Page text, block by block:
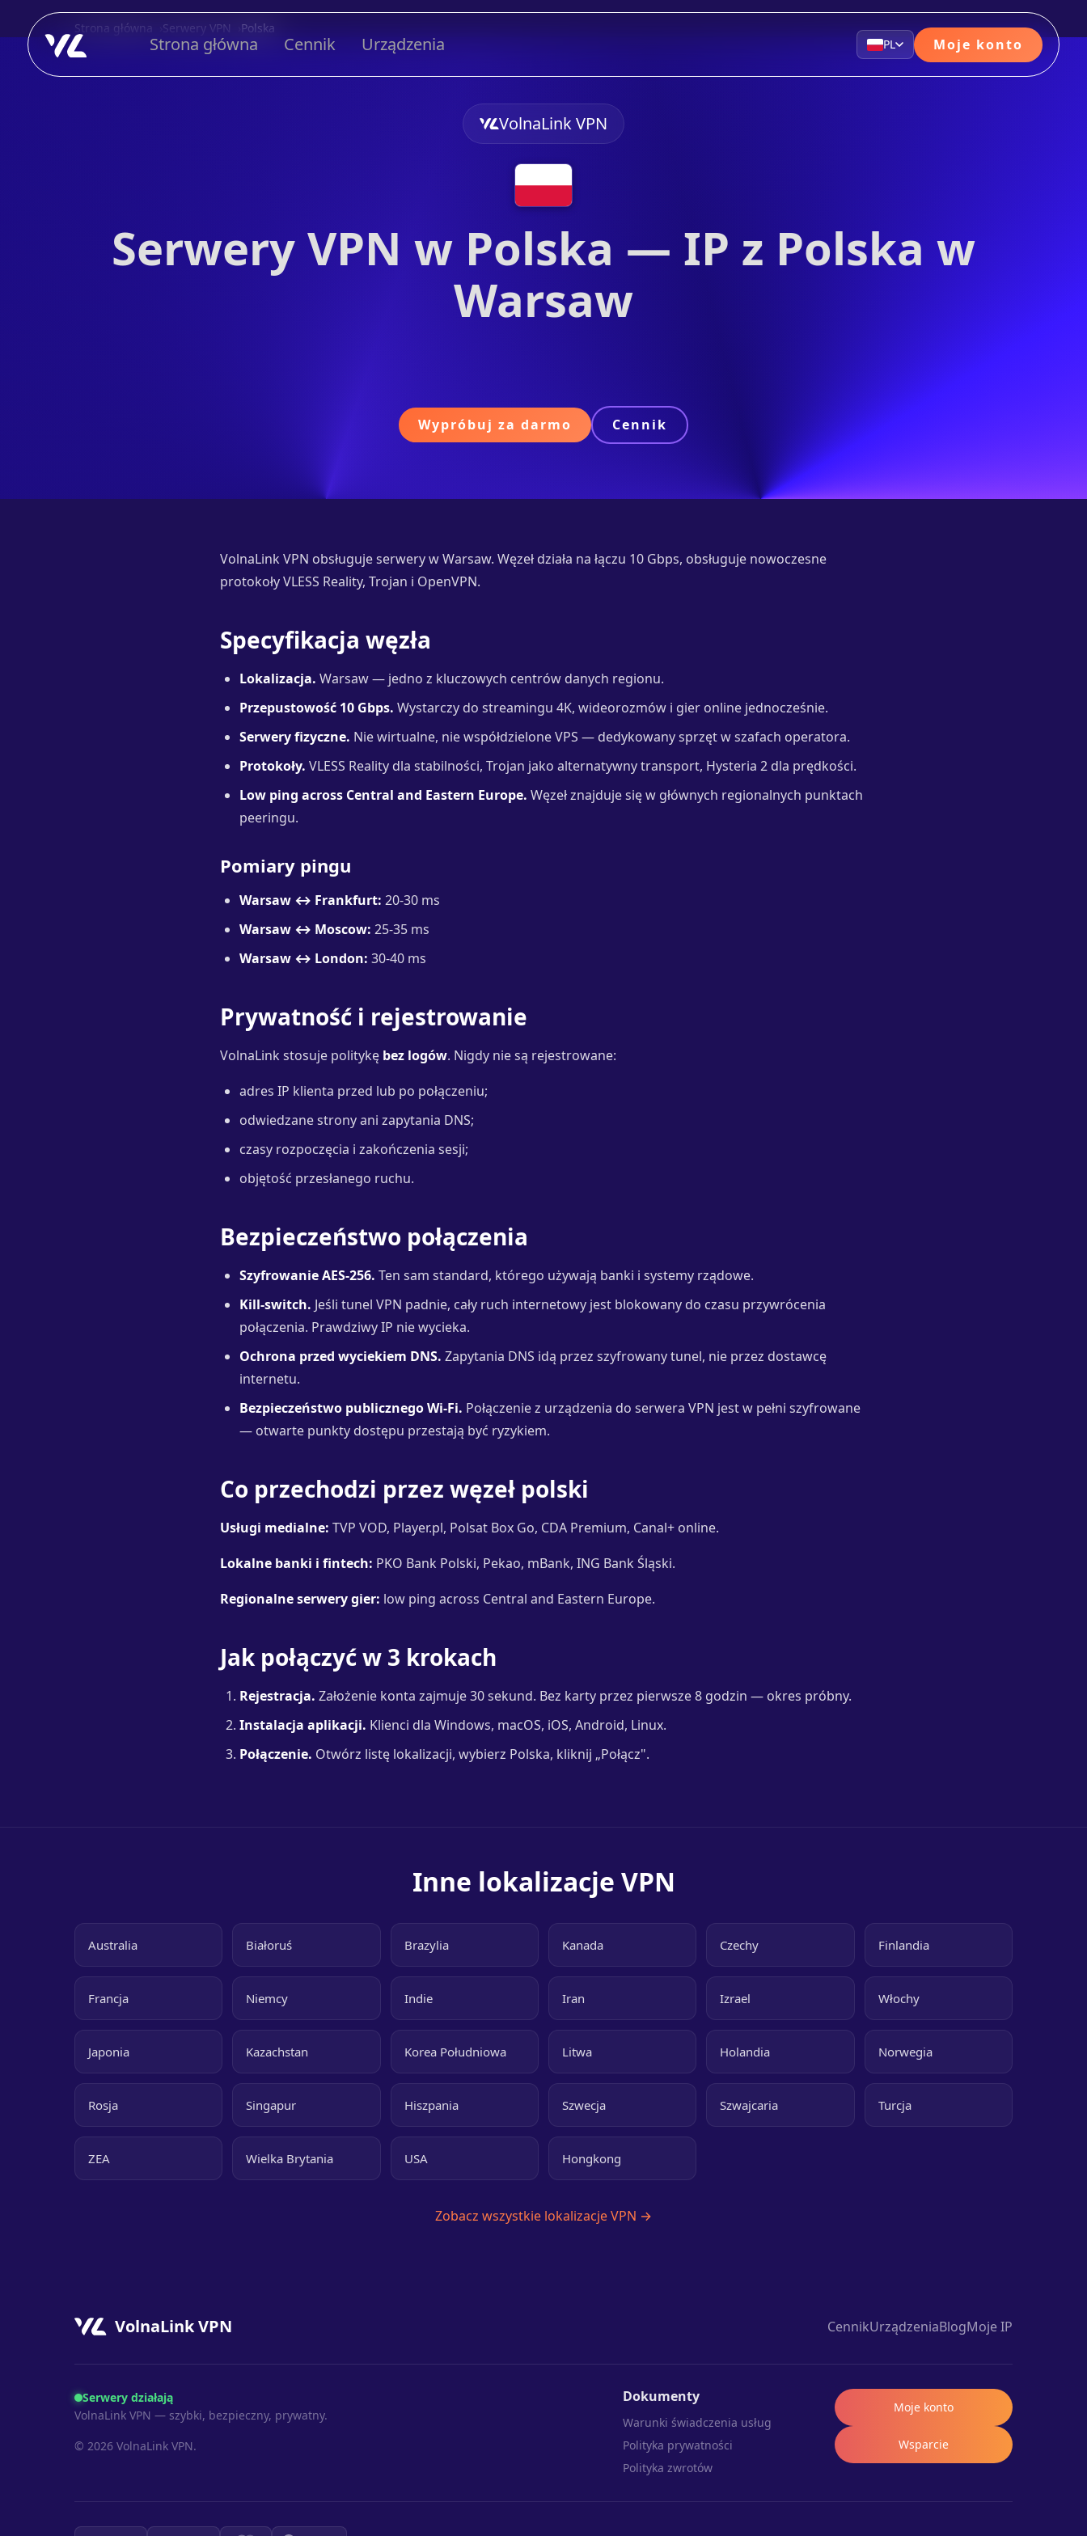
Strona główna Cennik Urządzenia PL Moje konto
Strona główna Serwery VPN Polska
VolnaLink VPN
Serwery VPN w Polska — IP z Polska w
Warsaw
Wypróbuj za darmo Cennik
VolnaLink VPN obsługuje serwery w Warsaw. Węzeł działa na łączu 10 Gbps, obsługuje nowoczesne
protokoły VLESS Reality, Trojan i OpenVPN.
Specyfikacja węzła
Lokalizacja. Warsaw — jedno z kluczowych centrów danych regionu.
Przepustowość 10 Gbps. Wystarczy do streamingu 4K, wideorozmów i gier online jednocześnie.
Serwery fizyczne. Nie wirtualne, nie współdzielone VPS — dedykowany sprzęt w szafach operatora.
Protokoły. VLESS Reality dla stabilności, Trojan jako alternatywny transport, Hysteria 2 dla prędkości.
Low ping across Central and Eastern Europe. Węzeł znajduje się w głównych regionalnych punktach
peeringu.
Pomiary pingu
Warsaw ↔ Frankfurt: 20-30 ms
Warsaw ↔ Moscow: 25-35 ms
Warsaw ↔ London: 30-40 ms
Prywatność i rejestrowanie
VolnaLink stosuje politykę bez logów. Nigdy nie są rejestrowane:
adres IP klienta przed lub po połączeniu;
odwiedzane strony ani zapytania DNS;
czasy rozpoczęcia i zakończenia sesji;
objętość przesłanego ruchu.
Bezpieczeństwo połączenia
Szyfrowanie AES-256. Ten sam standard, którego używają banki i systemy rządowe.
Kill-switch. Jeśli tunel VPN padnie, cały ruch internetowy jest blokowany do czasu przywrócenia
połączenia. Prawdziwy IP nie wycieka.
Ochrona przed wyciekiem DNS. Zapytania DNS idą przez szyfrowany tunel, nie przez dostawcę
internetu.
Bezpieczeństwo publicznego Wi-Fi. Połączenie z urządzenia do serwera VPN jest w pełni szyfrowane
— otwarte punkty dostępu przestają być ryzykiem.
Co przechodzi przez węzeł polski
Usługi medialne: TVP VOD, Player.pl, Polsat Box Go, CDA Premium, Canal+ online.
Lokalne banki i fintech: PKO Bank Polski, Pekao, mBank, ING Bank Śląski.
Regionalne serwery gier: low ping across Central and Eastern Europe.
Jak połączyć w 3 krokach
Rejestracja. Założenie konta zajmuje 30 sekund. Bez karty przez pierwsze 8 godzin — okres próbny.
Instalacja aplikacji. Klienci dla Windows, macOS, iOS, Android, Linux.
Połączenie. Otwórz listę lokalizacji, wybierz Polska, kliknij „Połącz".
Inne lokalizacje VPN
Australia Białoruś Brazylia Kanada Czechy Finlandia
Francja Niemcy Indie Iran Izrael Włochy
Japonia Kazachstan Korea Południowa Litwa Holandia Norwegia
Rosja Singapur Hiszpania Szwecja Szwajcaria Turcja
ZEA Wielka Brytania USA Hongkong
Zobacz wszystkie lokalizacje VPN →
VolnaLink VPN CennikUrządzeniaBlogMoje IP
Serwery działają
VolnaLink VPN — szybki, bezpieczny, prywatny.
© 2026 VolnaLink VPN.
Dokumenty
Warunki świadczenia usług
Polityka prywatności
Polityka zwrotów
Moje konto
Wsparcie